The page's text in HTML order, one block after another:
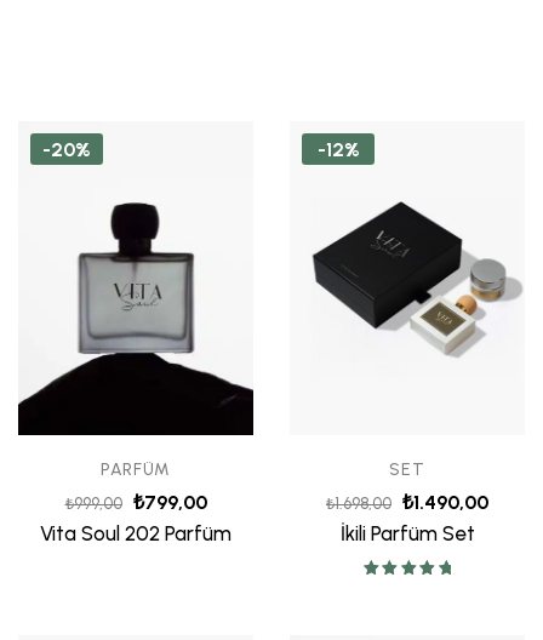
-20%
PARFÜM
₺999,00 ₺799,00
Vita Soul 202 Parfüm
-12%
SET
₺1.698,00 ₺1.490,00
İkili Parfüm Set